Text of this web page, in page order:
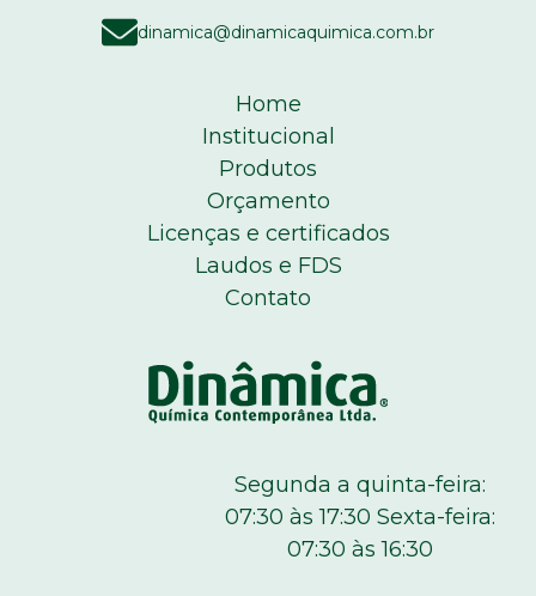
dinamica@dinamicaquimica.com.br
Home
Institucional
Produtos
Orçamento
Licenças e certificados
Laudos e FDS
Contato
Segunda a quinta-feira:
07:30 às 17:30 Sexta-feira:
07:30 às 16:30